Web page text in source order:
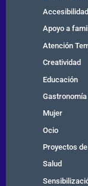
Accesibilidad
Apoyo a
Atención
Creatividad
Educación
Gastronomía
Mujer
Ocio
Proyectos
Salud